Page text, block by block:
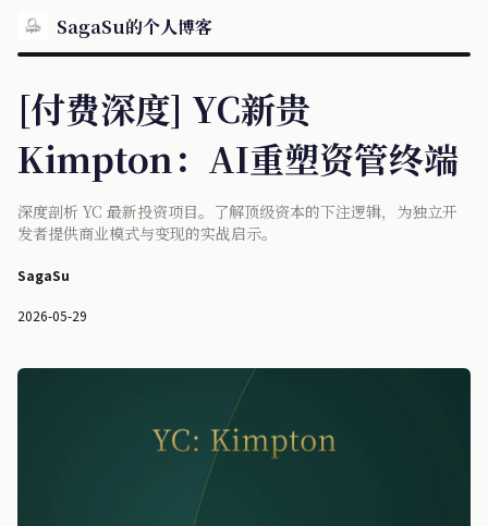
SagaSu的个人博客
[付费深度] YC新贵
Kimpton：AI重塑资管终端
深度剖析 YC 最新投资项目。了解顶级资本的下注逻辑，为独立开
发者提供商业模式与变现的实战启示。
SagaSu
2026-05-29